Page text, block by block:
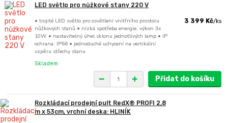
LED světlo pro nůžkové stany 220 V
• trojité LED světlo pro osvětlení vnitřního prostoru
nůžkových stanů • nízká spotřeba energie, výkon 3x
10W • nastavitelný úhel sklonu jednotlivých lamp • IP
ochrana: IP66 • jednoduché uchycení na vertikální
vzpěru střechy stanu
3 399 Kč/ks
Skladem
Přidat do košíku
Rozkládací prodejní pult RedX® PROFI 2,8
m x 53cm, vrchní deska: HLINÍK